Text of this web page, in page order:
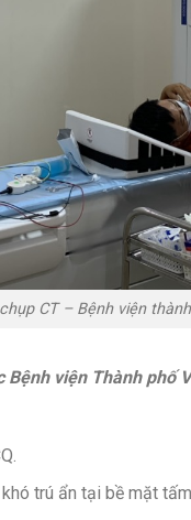
CT – Bệnh viện
viện Thành phố
trú ẩn tại bề mặt